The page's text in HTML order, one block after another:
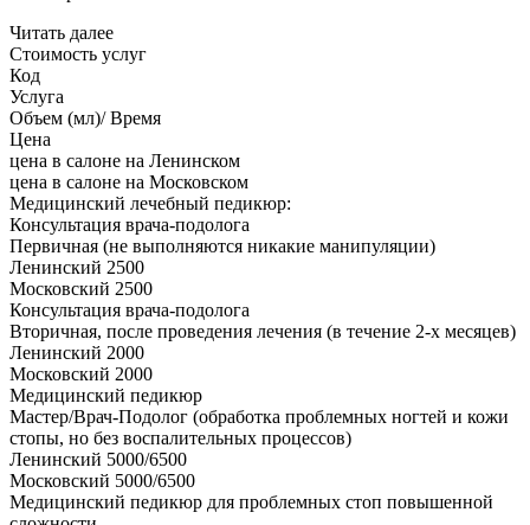
Читать далее
Стоимость услуг
Код
Услуга
Объем (мл)/ Время
Цена
цена в салоне на Ленинском
цена в салоне на Московском
Медицинский лечебный педикюр:
Консультация врача-подолога
Первичная (не выполняются никакие манипуляции)
Ленинский 2500
Московский 2500
Консультация врача-подолога
Вторичная, после проведения лечения (в течение 2-х месяцев)
Ленинский 2000
Московский 2000
Медицинский педикюр
Мастер/Врач-Подолог (обработка проблемных ногтей и кожи
стопы, но без воспалительных процессов)
Ленинский 5000/6500
Московский 5000/6500
Медицинский педикюр для проблемных стоп повышенной